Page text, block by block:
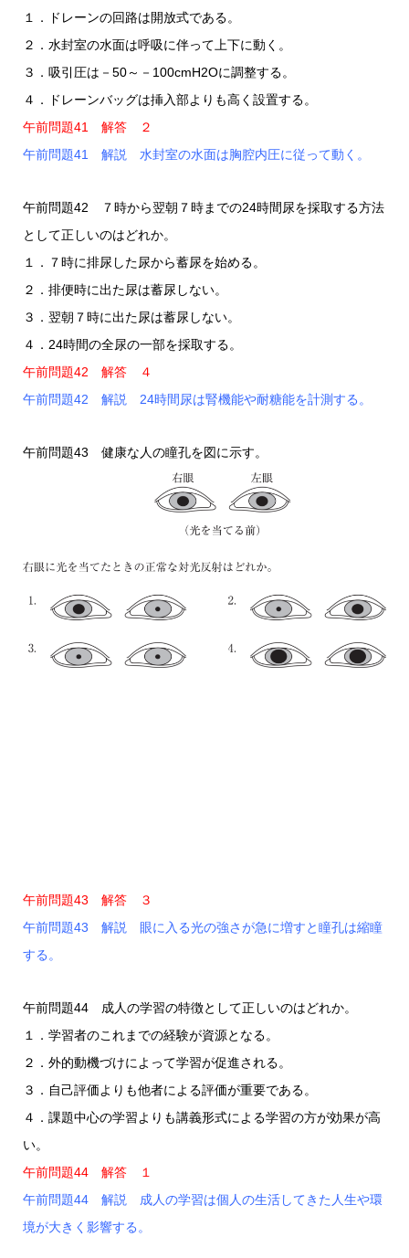
１．ドレーンの回路は開放式である。
２．水封室の水面は呼吸に伴って上下に動く。
３．吸引圧は－50～－100cmH2Oに調整する。
４．ドレーンバッグは挿入部よりも高く設置する。
午前問題41 解答 ２
午前問題41 解説 水封室の水面は胸腔内圧に従って動く。
午前問題42 ７時から翌朝７時までの24時間尿を採取する方法
として正しいのはどれか。
１．７時に排尿した尿から蓄尿を始める。
２．排便時に出た尿は蓄尿しない。
３．翌朝７時に出た尿は蓄尿しない。
４．24時間の全尿の一部を採取する。
午前問題42 解答 ４
午前問題42 解説 24時間尿は腎機能や耐糖能を計測する。
午前問題43 健康な人の瞳孔を図に示す。
午前問題43 解答 ３
午前問題43 解説 眼に入る光の強さが急に増すと瞳孔は縮瞳
する。
午前問題44 成人の学習の特徴として正しいのはどれか。
１．学習者のこれまでの経験が資源となる。
２．外的動機づけによって学習が促進される。
３．自己評価よりも他者による評価が重要である。
４．課題中心の学習よりも講義形式による学習の方が効果が高
い。
午前問題44 解答 １
午前問題44 解説 成人の学習は個人の生活してきた人生や環
境が大きく影響する。